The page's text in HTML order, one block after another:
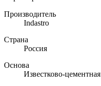
Производитель
Indastro
Страна
Россия
Основа
Известково-цементная